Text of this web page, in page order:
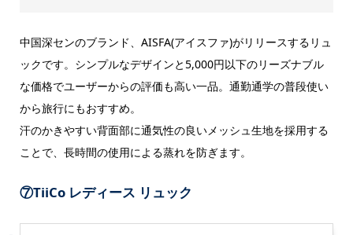
中国深センのブランド、AISFA(アイスファ)がリリースするリュ
ックです。シンプルなデザインと5,000円以下のリーズナブル
な価格でユーザーからの評価も高い一品。通勤通学の普段使い
から旅行にもおすすめ。
汗のかきやすい背面部に通気性の良いメッシュ生地を採用する
ことで、長時間の使用による蒸れを防ぎます。
⑦TiiCo レディース リュック